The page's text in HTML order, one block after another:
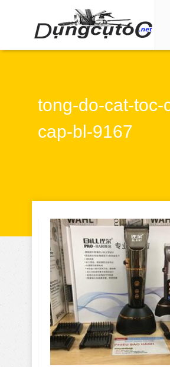
tong-do-cat-toc-
cap-bl-9167